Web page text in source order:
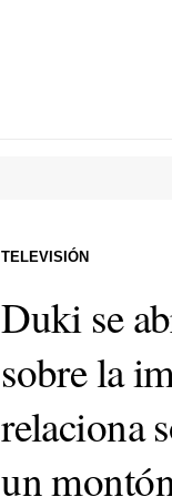
Duki se
sobre la
relaciona
un
TELEVISIÓN